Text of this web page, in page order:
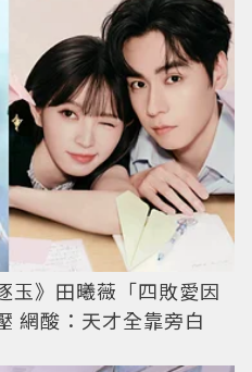
玉》田曦薇「四敗愛因
網酸：天才全靠旁白